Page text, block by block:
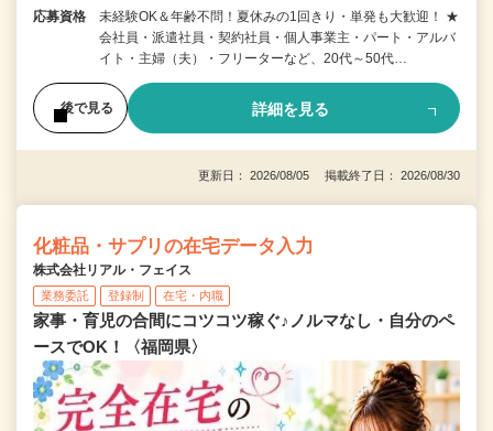
応募資格
未経験OK＆年齢不問！夏休みの1回きり・単発も大歓迎！ ★
会社員・派遣社員・契約社員・個人事業主・パート・アルバ
イト・主婦（夫）・フリーターなど、20代～50代…
後で見る 詳細を見る
更新日： 2026/08/05 掲載終了日： 2026/08/30
化粧品・サプリの在宅データ入力
株式会社リアル・フェイス
業務委託 登録制 在宅・内職
家事・育児の合間にコツコツ稼ぐ♪ノルマなし・自分のペ
ースでOK！〈福岡県〉